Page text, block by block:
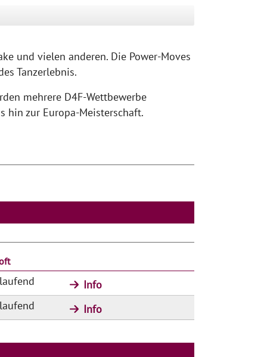
und vielen anderen. Die Power-Moves
Tanzerlebnis.
mehrere D4F-Wettbewerbe
hin zur Europa-Meisterschaft.
Info
Info